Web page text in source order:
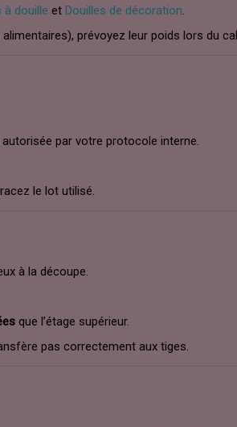
à douille etDouilles de décoration.
prévoyez leur poids lors du
par votre protocole interne.
le lot utilisé.
à la découpe.
que l’étage supérieur.
pas correctement aux tiges.